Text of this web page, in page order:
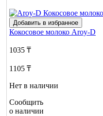
Добавить в избранное
Кокосовое молоко Aroy-D
1035 ₸
1105 ₸
Нет в наличии
Сообщить
о наличии